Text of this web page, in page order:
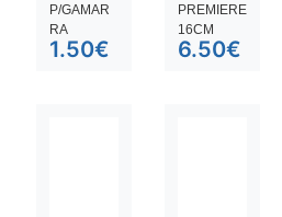
P/GAMAR
RA
1.50€
PREMIERE
16CM
6.50€